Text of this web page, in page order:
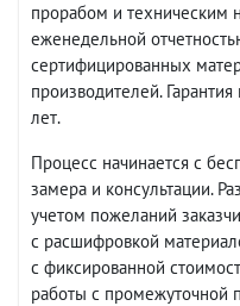
прорабом и техническим
еженедельной
сертифицированных
производителей.
лет.
Процесс начинается с
замера и консультации.
учетом пожеланий
с расшифровкой
с фиксированной
работы с промежуточной